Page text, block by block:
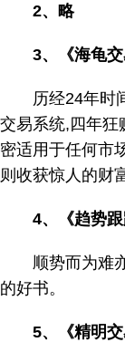
2、略
3、《海龟
历经24年时间
交易系统,四年狂
密适用于任何市
则收获惊人的财
4、《趋势
顺势而为难亦
的好书。
5、《精明